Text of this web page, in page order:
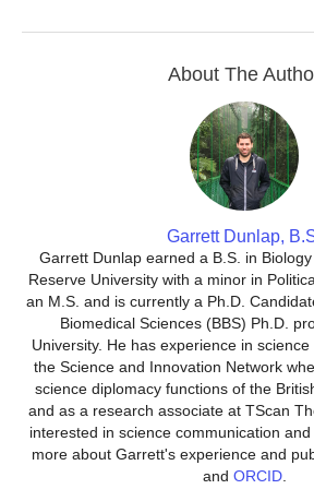
About The
Garrett Dunlap,
Garrett Dunlap earned a B.S. in
Reserve University with a minor in
an M.S. and is currently a Ph.D.
Biomedical Sciences (BBS) Ph.D.
University. He has experience in
the Science and Innovation Network
science diplomacy functions of the
and as a research associate at TScan
interested in science communication
more about Garrett's experience and
and ORCID.